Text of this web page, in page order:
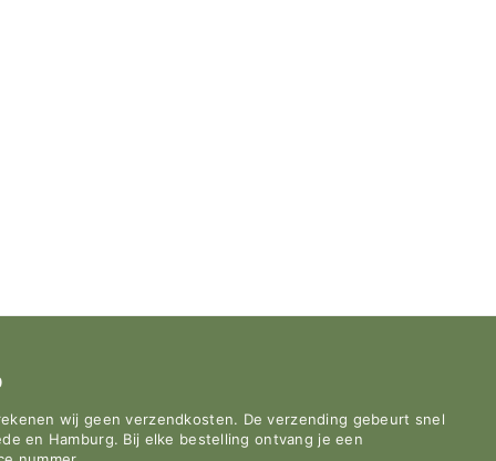
wij geen verzendkosten. De verzending gebeurt snel
en Hamburg. Bij elke bestelling ontvang je een